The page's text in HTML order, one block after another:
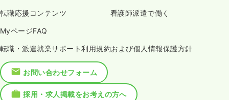
転職応援コンテンツ 看護師派遣で働く
MyページFAQ
転職・派遣就業サポート利用規約および個人情報保護方針
お問い合わせフォーム
採用・求人掲載をお考えの方へ